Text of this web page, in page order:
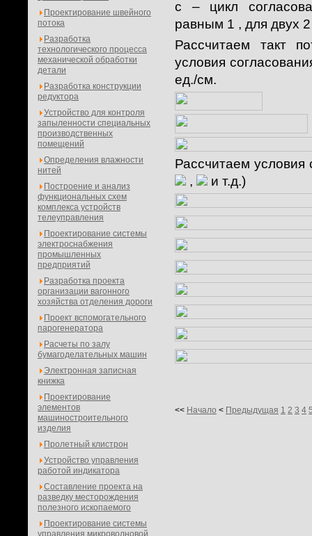
Проектирование швейного
потока
Разработка
технологического процесса
механической обработки
детали
Разработка конструкции
редуктора
Устройство для контроля
запыленности специальных
производственных
помещений
Определения влажности
нитей
Построение и анализ
функциональных схем
комплекса устройств
телеуправления
Проектирование системы
электроснабжения
промышленных
предприятий
Разработка проекта
организации вагонного
хозяйства отделения дороги
Проект вспомогательного
парогенератора
Расчеты по залу
бумагоделательных машин
Электронная записная
книжка
Проектирование
элементов
машиностроительного
изделия
Пролетный клистрон
Устройство управления
работой индикатора
Составление проекта на
разведку месторождения
полезного ископаемого
Проектирование системы
управления микроволновой
с – цикл
равным 1 , для двух 2
Рассчитаем такт
условия
ед./см.
Рассчитаем условия
,
и т.д.)
<< Начало < Предыдущая 1 2 3 4